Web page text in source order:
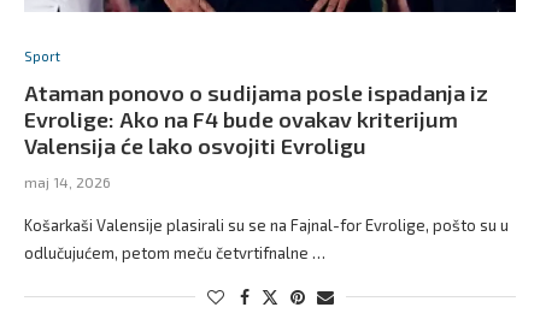
Sport
Ataman ponovo o sudijama posle ispadanja iz
Evrolige: Ako na F4 bude ovakav kriterijum
Valensija će lako osvojiti Evroligu
maj 14, 2026
Košarkaši Valensije plasirali su se na Fajnal-for Evrolige, pošto su u
odlučujućem, petom meču četvrtifnalne …